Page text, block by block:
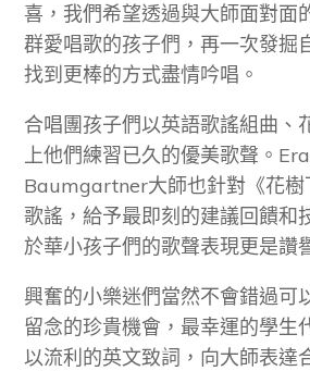
喜，我們希望透過與大師面對面
群愛唱歌的孩子們，再一次發掘
找到更棒的方式盡情吟唱。
合唱團孩子們以英語歌謠組曲、
上他們練習已久的優美歌聲。
Baumgartner大師也針對《花樹
歌謠，給予最即刻的建議回饋和
於華小孩子們的歌聲表現更是讚
興奮的小樂迷們當然不會錯過可
留念的珍貴機會，最幸運的學生
以流利的英文致詞，向大師表達